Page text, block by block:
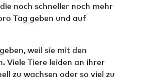
noch schneller noch mehr
Tag geben und auf
weil sie mit den
Tiere leiden an ihrer
zu wachsen oder so viel zu